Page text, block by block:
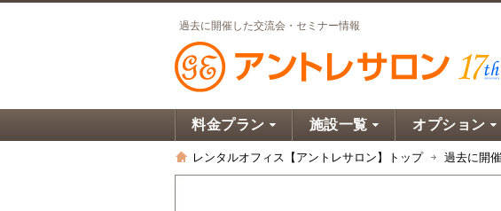
過去に開催した交流会・セミナー情報
料金プラン 施設一覧 オプション
レンタルオフィス【アントレサロン】トップ 過去に開